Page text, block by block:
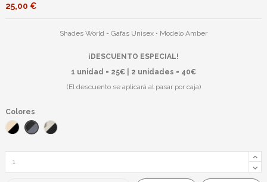
25,00 €
Shades World - Gafas Unisex • Modelo Amber
¡DESCUENTO ESPECIAL!
1 unidad = 25€ | 2 unidades = 40€
(El descuento se aplicará al pasar por caja)
Colores
Dorado/Negro
Negro/NegroPlateado/Negro